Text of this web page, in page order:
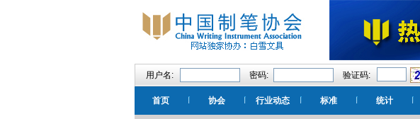
用户名: 密码: 验证码:
首页 协会 行业动态 标准 统计